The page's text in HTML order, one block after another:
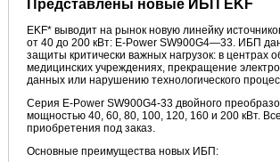
Представлены новые ИБП EKF
EKF* выводит на рынок новую линейку
от 40 до 200 кВт: E-Power SW900G4—33. ИБП
защиты критически важных нагрузок: в центрах
медицинских учреждениях, прекращение
данных или нарушению технологического
Серия E-Power SW900G4-33 двойного
мощностью 40, 60, 80, 100, 120, 160 и 200 кВт.
приобретения под заказ.
Основные преимущества новых ИБП: